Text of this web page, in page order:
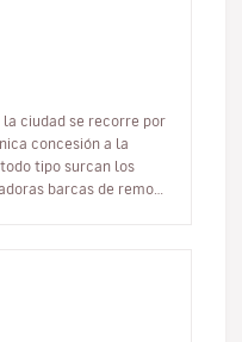
la ciudad se recorre por
concesión a la
tipo surcan los
barcas de remo,